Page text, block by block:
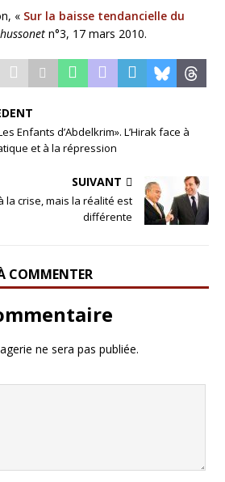
« Sur la baisse tendancielle du
hussonet n°3, 17 mars 2010.
Enfants d’Abdelkrim». L’Hirak face à
et à la répression
SUIVANT
la crise, mais la réalité est
différente
COMMENTER
ne sera pas publiée.